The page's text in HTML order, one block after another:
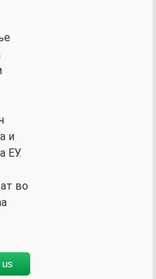
и
ЕУ.
во
us